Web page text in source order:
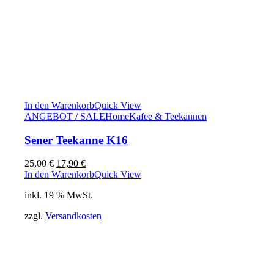
In den WarenkorbQuick View
ANGEBOT / SALEHomeKafee & Teekannen
Sener Teekanne K16
25,00€ Ursprünglicher
Preis
25,00 €
17,90 €Aktueller
Preis
17,90 €.
In den WarenkorbQuick View
inkl. 19 % MwSt.
zzgl. Versandkosten